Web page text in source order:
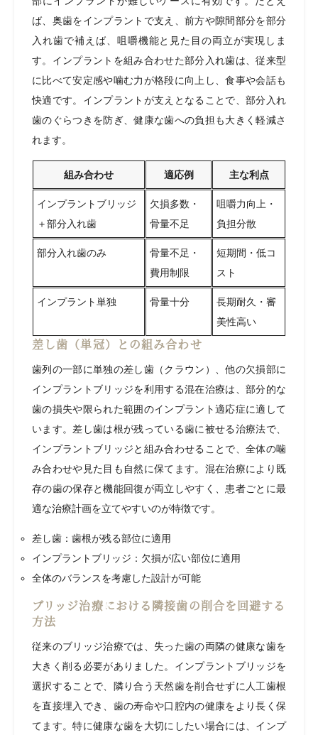
ば、奥歯をインプラントで支え、前方や隙間部分を部分
入れ歯で補えば、咀嚼機能と見た目の両立が実現しま
す。インプラントを組み合わせた部分入れ歯は、従来型
に比べて安定感や噛む力が格段に向上し、食事や会話も
快適です。インプラントが支えとなることで、部分入れ
歯のぐらつきを防ぎ、健康な歯への負担も大きく軽減さ
れます。
組み合わせ 適応例 主な利点
インプラントブリッジ
＋部分入れ歯
欠損多数・
骨量不足
咀嚼力向上・
負担分散
部分入れ歯のみ
骨量不足・
費用制限
短期間・低コ
スト
インプラント単独 骨量十分
長期耐久・審
美性高い
差し歯（単冠）との組み合わせ
歯列の一部に単独の差し歯（クラウン）、他の欠損部に
インプラントブリッジを利用する混在治療は、部分的な
歯の損失や限られた範囲のインプラント適応症に適して
います。差し歯は根が残っている歯に被せる治療法で、
インプラントブリッジと組み合わせることで、全体の噛
み合わせや見た目も自然に保てます。混在治療により既
存の歯の保存と機能回復が両立しやすく、患者ごとに最
適な治療計画を立てやすいのが特徴です。
差し歯：歯根が残る部位に適用
インプラントブリッジ：欠損が広い部位に適用
全体のバランスを考慮した設計が可能
ブリッジ治療における隣接歯の削合を回避する
方法
従来のブリッジ治療では、失った歯の両隣の健康な歯を
大きく削る必要がありました。インプラントブリッジを
選択することで、隣り合う天然歯を削合せずに人工歯根
を直接埋入でき、歯の寿命や口腔内の健康をより長く保
てます。特に健康な歯を大切にしたい場合には、インプ